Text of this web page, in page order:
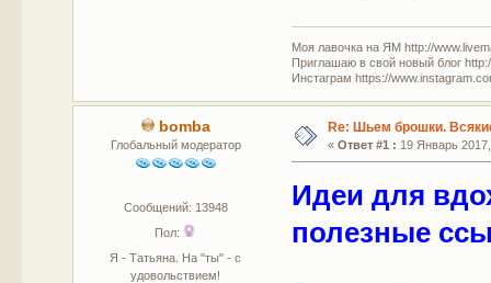
Моя лавочка на ЯМ http://
Приглашаю в свой новый блог
Инстаграм https://
bomba
Глобальный модератор
Сообщений: 13948
Пол:
Я - Татьяна. На "ты" - с
удовольствием!
Re: Шьем брошки.
« Ответ #1 : 19 Январь
Идеи для
полезные